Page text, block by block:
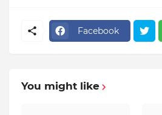
Facebook
You might like